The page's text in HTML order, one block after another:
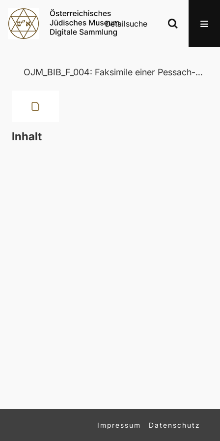
Detailsuche
OJM_BIB_F_004: Faksimile einer Pessach-Haggada aus dem Raum Neusiedlersee, 1773
Inhalt
Impressum Datenschutz